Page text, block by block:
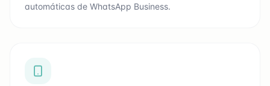
automáticas de WhatsApp Business.